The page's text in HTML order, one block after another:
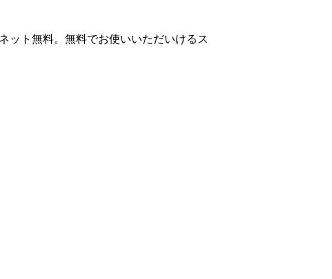
ット無料。無料でお使いいただいけるス